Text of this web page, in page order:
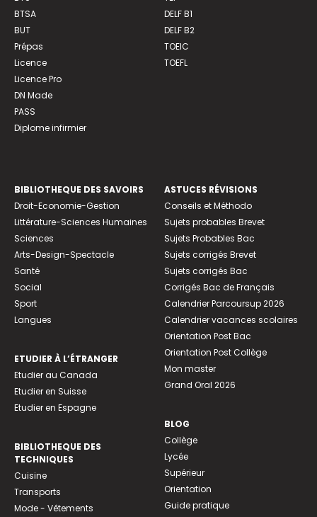
BTSA
BUT
Prépas
Licence
Licence Pro
DN Made
PASS
Diplome infirmier
DELF B1
DELF B2
TOEIC
TOEFL
BIBLIOTHEQUE DES SAVOIRS
Droit-Economie-Gestion
Littérature-Sciences Humaines
Sciences
Arts-Design-Spectacle
Santé
Social
Sport
Langues
ETUDIER À L’ÉTRANGER
Etudier au Canada
Etudier en Suisse
Etudier en Espagne
BIBLIOTHEQUE DES
TECHNIQUES
Cuisine
Transports
Mode - Vêtements
ASTUCES RÉVISIONS
Conseils et Méthodo
Sujets probables Brevet
Sujets Probables Bac
Sujets corrigés Brevet
Sujets corrigés Bac
Corrigés Bac de Français
Calendrier Parcoursup 2026
Calendrier vacances scolaires
Orientation Post Bac
Orientation Post Collège
Mon master
Grand Oral 2026
BLOG
Collège
Lycée
Supérieur
Orientation
Guide pratique